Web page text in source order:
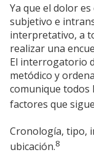
Ya que el dolor
subjetivo e
interpretativo, a
realizar una
El interrogatorio
metódico y
comunique todos
factores que
Cronología, tipo,
ubicación.8